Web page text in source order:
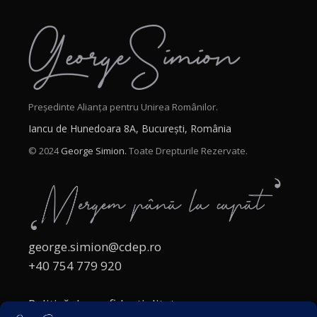
Președinte Alianța pentru Unirea Românilor.
Iancu de Hunedoara 8A, București, România
© 2024George Simion. Toate Drepturile Rezervate.
george.simion@cdep.ro
+40 754 779 920
Politică de confidențialitate